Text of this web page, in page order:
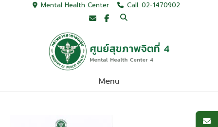
Mental Health Center Call. 02-1470902
Menu